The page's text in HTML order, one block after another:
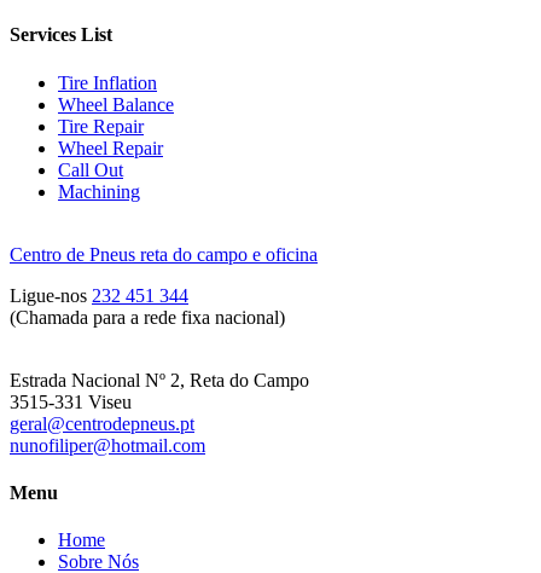
Services List
Tire Inflation
Wheel Balance
Tire Repair
Wheel Repair
Call Out
Machining
Centro de Pneus reta do campo e oficina
Ligue-nos 232 451 344
(Chamada para a rede fixa nacional)
Estrada Nacional Nº 2, Reta do Campo
3515-331 Viseu
geral@centrodepneus.pt
nunofiliper@hotmail.com
Menu
Home
Sobre Nós